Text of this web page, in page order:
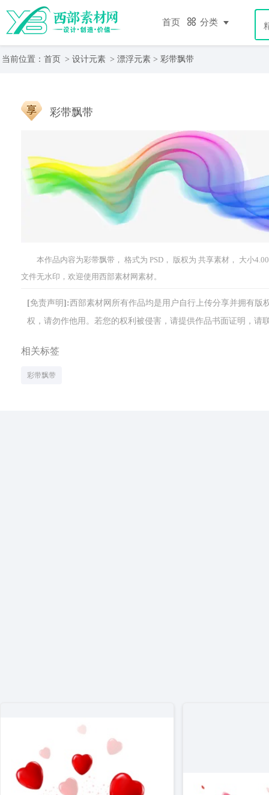
首页 分类
当前位置： 首页 > 设计元素 > 漂浮元素 > 彩带飘带
彩带飘带
本作品内容为彩带飘带， 格式为 PSD， 版权为 共享素材， 大小
文件无水印，欢迎使用西部素材网素材。
[免责声明]:西部素材网所有作品均是用户自行上传分享并拥有版
权，请勿作他用。若您的权利被侵害，请提供作品书面证明，请
相关标签
彩带飘带